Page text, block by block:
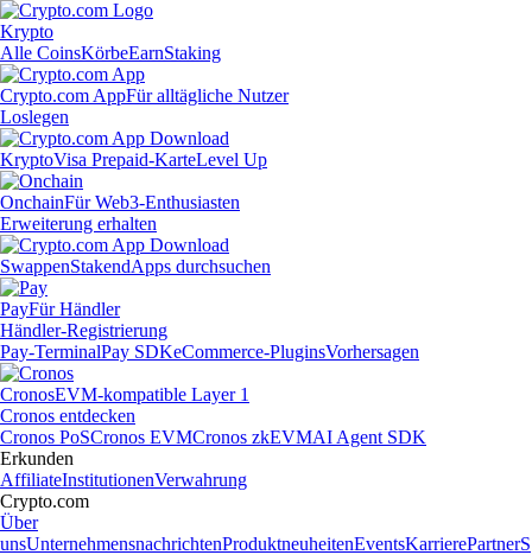
Krypto
Alle CoinsKörbeEarnStaking
Crypto.com AppFür alltägliche Nutzer
Loslegen
KryptoVisa Prepaid-KarteLevel Up
OnchainFür Web3-Enthusiasten
Erweiterung erhalten
SwappenStakendApps durchsuchen
PayFür Händler
Händler-Registrierung
Pay-TerminalPay SDKeCommerce-PluginsVorhersagen
CronosEVM-kompatible Layer 1
Cronos entdecken
Cronos PoSCronos EVMCronos zkEVMAI Agent SDK
Erkunden
AffiliateInstitutionenVerwahrung
Crypto.com
Über
unsUnternehmensnachrichtenProduktneuheitenEventsKarrierePartnerS